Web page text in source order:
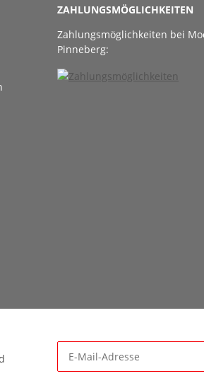
ZAHLUNGSMÖGLICHKEITEN
Zahlungsmöglichkeiten bei
Pinneberg: